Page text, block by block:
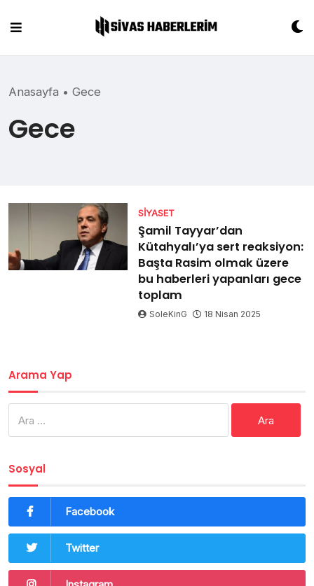
content
Anasayfa • Gece
Gece
SIYASET
Şamil Tayyar’dan
Kütahyalı’ya sert reaksiyon:
Başta Rasim olmak üzere
bu haberleri yapanları gece
toplam
SoleKinG 18 Nisan 2025
Arama Yap
Sosyal
Facebook
Twitter